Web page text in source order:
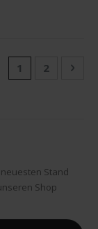
Seite
Sie lesen
1 Seite
2
Stand
Shop